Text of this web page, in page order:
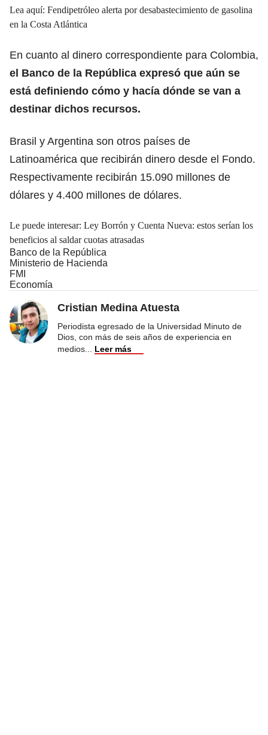
Lea aquí: Fendipetróleo alerta por desabastecimiento de gasolina
en la Costa Atlántica
En cuanto al dinero correspondiente para Colombia,
el Banco de la República expresó que aún se
está definiendo cómo y hacía dónde se van a
destinar dichos recursos.
Brasil y Argentina son otros países de
Latinoamérica que recibirán dinero desde el Fondo.
Respectivamente recibirán 15.090 millones de
dólares y 4.400 millones de dólares.
Le puede interesar: Ley Borrón y Cuenta Nueva: estos serían los
beneficios al saldar cuotas atrasadas
Banco de la República
Ministerio de Hacienda
FMI
Economía
Cristian Medina Atuesta
Periodista egresado de la Universidad Minuto de
Dios, con más de seis años de experiencia en
medios
Leer más